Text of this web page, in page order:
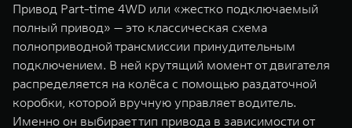
Привод Part-time 4WD или «жестко подключаемый
полный привод» — это классическая схема
полноприводной трансмиссии принудительным
подключением. В ней крутящий момент от двигателя
распределяется на колёса с помощью раздаточной
коробки, которой вручную управляет водитель.
Именно он выбирает тип привода в зависимости от